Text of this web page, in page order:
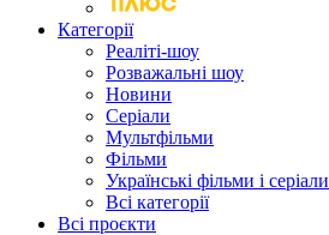
Категорії
Реаліті-шоу
Розважальні шоу
Новини
Серіали
Мультфільми
Фільми
Українські фільми і серіали
Всі категорії
Всі проєкти